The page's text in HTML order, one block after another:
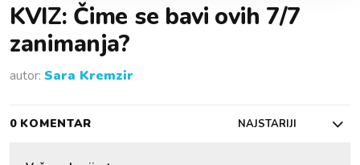
KVIZ: Čime se bavi ovih 7/7
zanimanja?
autor: Sara Kremzir
0 KOMENTAR NAJSTARIJI